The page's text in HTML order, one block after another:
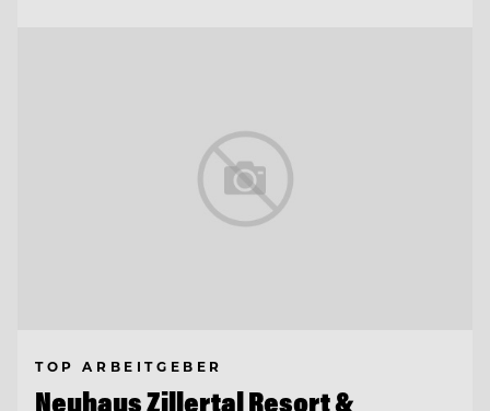
TOP ARBEITGEBER
Neuhaus Zillertal Resort &